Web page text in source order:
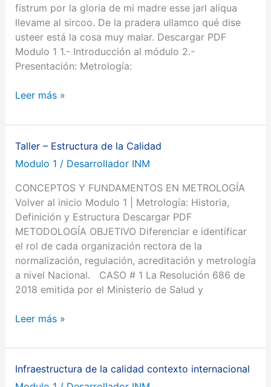
fistrum por la gloria de mi madre esse jarl aliqua
llevame al sircoo. De la pradera ullamco qué dise
usteer está la cosa muy malar. Descargar PDF
Modulo 1 1.- Introducción al módulo 2.-
Presentación: Metrología:
Leer más »
Taller – Estructura de la Calidad
Modulo 1 / Desarrollador INM
CONCEPTOS Y FUNDAMENTOS EN METROLOGÍA
Volver al inicio Modulo 1 | Metrología: Historia,
Definición y Estructura Descargar PDF
METODOLOGÍA OBJETIVO Diferenciar e identificar
el rol de cada organización rectora de la
normalización, regulación, acreditación y metrología
a nivel Nacional. CASO # 1 La Resolución 686 de
2018 emitida por el Ministerio de Salud y
Taller
–
de
la
Calidad
Leer más »
Infraestructura de la calidad contexto internacional
Infraestructura
de